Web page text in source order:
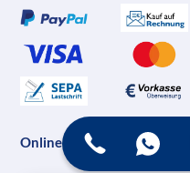
Online Shop